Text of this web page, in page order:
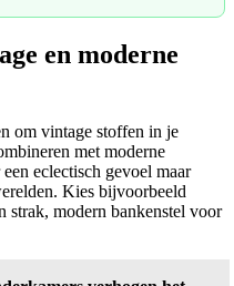
en moderne
om vintage stoffen in je
met moderne
eclectisch gevoel maar
Kies bijvoorbeeld
strak, modern bankenstel voor